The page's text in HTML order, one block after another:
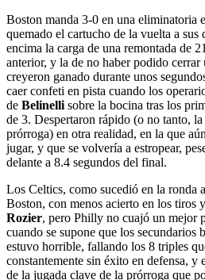
Boston manda 3-0 en una eliminatoria
quemado el cartucho de la vuelta a
encima la carga de una remontada de
anterior, y la de no haber podido
creyeron ganado durante unos
caer confeti en pista cuando los
de Belinelli sobre la bocina tras los
de 3. Despertaron rápido (o no tanto,
prórroga) en otra realidad, en la que
jugar, y que se volvería a estropear,
delante a 8.4 segundos del final.
Los Celtics, como sucedió en la ronda
Boston, con menos acierto en los tiros
Rozier, pero Philly no cuajó un mejor
cuando se supone que los secundarios
estuvo horrible, fallando los 8 triples
constantemente sin éxito en defensa, y
de la jugada clave de la prórroga que